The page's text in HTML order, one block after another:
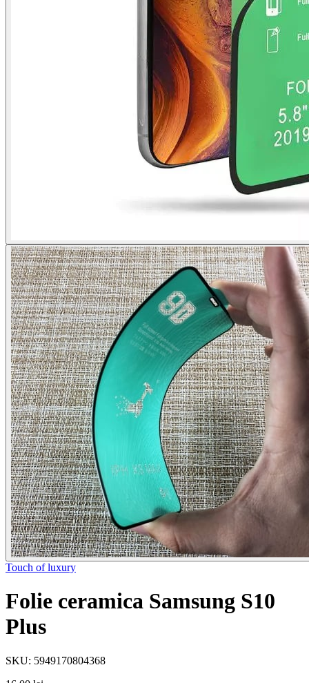
Touch of luxury
Folie ceramica Samsung S10
Plus
SKU: 5949170804368